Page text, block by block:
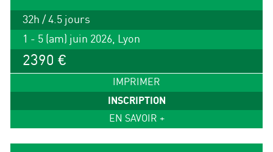
32h / 4.5 jours
1 - 5 (am) juin 2026, Lyon
2390 €
IMPRIMER
INSCRIPTION
EN SAVOIR +